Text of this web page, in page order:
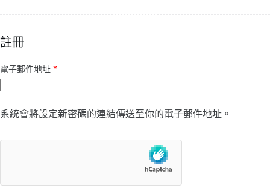
註冊
電子郵件地址 *必
填
系統會將設定新密碼的連結傳送至你的電子郵件地址。